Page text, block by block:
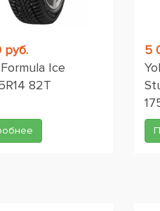
руб.
Ice
82T
5